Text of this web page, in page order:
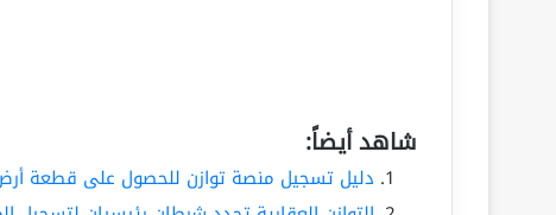
شاهد أيضاً:
دليل تسجيل منصة توازن للحصول على قطعة